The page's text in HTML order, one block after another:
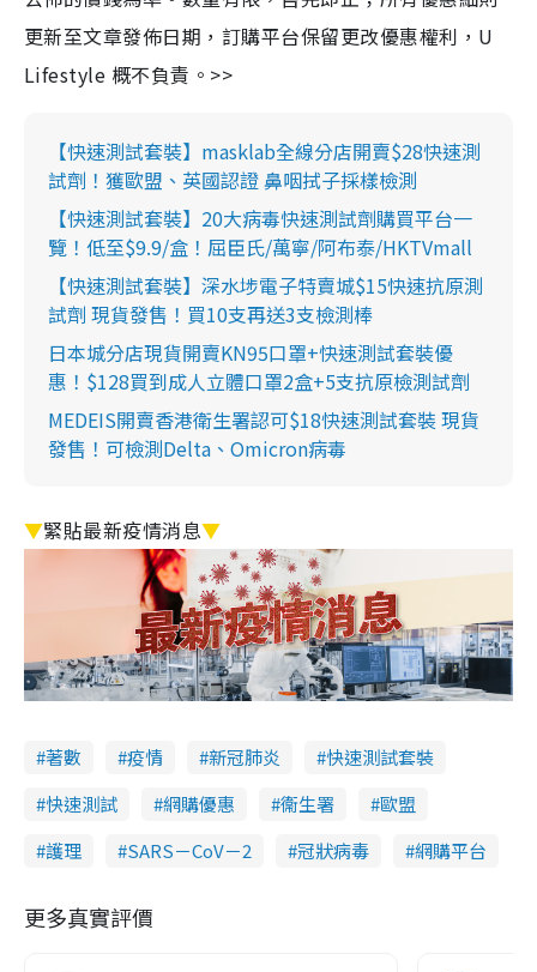
更新至文章發佈日期，訂購平台保留更改優惠權利，U
Lifestyle 概不負責。>>
【快速測試套裝】masklab全線分店開賣$28快速測
試劑！獲歐盟、英國認證 鼻咽拭子採樣檢測
【快速測試套裝】20大病毒快速測試劑購買平台一
覽！低至$9.9/盒！屈臣氏/萬寧/阿布泰/HKTVmall
【快速測試套裝】深水埗電子特賣城$15快速抗原測
試劑 現貨發售！買10支再送3支檢測棒
日本城分店現貨開賣KN95口罩+快速測試套裝優
惠！$128買到成人立體口罩2盒+5支抗原檢測試劑
MEDEIS開賣香港衛生署認可$18快速測試套裝 現貨
發售！可檢測Delta、Omicron病毒
▼緊貼最新疫情消息▼
著數 疫情 新冠肺炎
快速測試套裝
快速測試
網購優惠 衞生署
歐盟
護理
SARS－CoV－2 冠狀病毒 網購平台
更多真實評價